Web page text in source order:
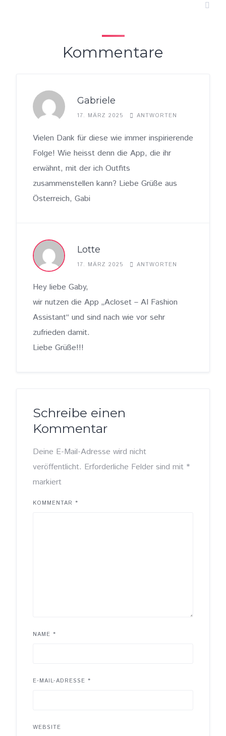
Kommentare
Gabriele
17. MÄRZ 2025 ANTWORTEN
Vielen Dank für diese wie immer inspirierende
Folge! Wie heisst denn die App, die ihr
erwähnt, mit der ich Outfits
zusammenstellen kann? Liebe Grüße aus
Österreich, Gabi
Lotte
17. MÄRZ 2025 ANTWORTEN
Hey liebe Gaby,
wir nutzen die App „Acloset – AI Fashion
Assistant“ und sind nach wie vor sehr
zufrieden damit.
Liebe Grüße!!!
Schreibe einen
Kommentar
Deine E-Mail-Adresse wird nicht
veröffentlicht. Erforderliche Felder sind mit *
markiert
KOMMENTAR *
NAME *
E-MAIL-ADRESSE *
WEBSITE